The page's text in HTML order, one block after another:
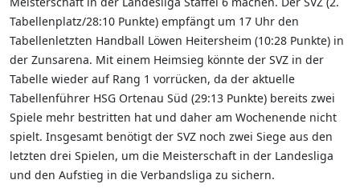
Tabellenplatz/28:10 Punkte) empfängt um 17 Uhr den
Tabellenletzten Handball Löwen Heitersheim (10:28 Punkte) in
der Zunsarena. Mit einem Heimsieg könnte der SVZ in der
Tabelle wieder auf Rang 1 vorrücken, da der aktuelle
Tabellenführer HSG Ortenau Süd (29:13 Punkte) bereits zwei
Spiele mehr bestritten hat und daher am Wochenende nicht
spielt. Insgesamt benötigt der SVZ noch zwei Siege aus den
letzten drei Spielen, um die Meisterschaft in der Landesliga
und den Aufstieg in die Verbandsliga zu sichern.